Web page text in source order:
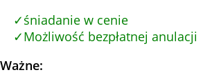
śniadanie w cenie
Możliwość bezpłatnej anulacji
Ważne: